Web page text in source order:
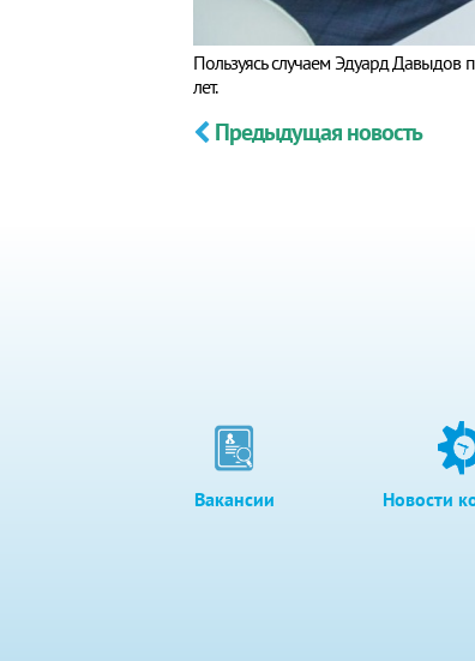
Пользуясь случаем Эдуард
лет.
Предыдущая новость
Вакансии Новости